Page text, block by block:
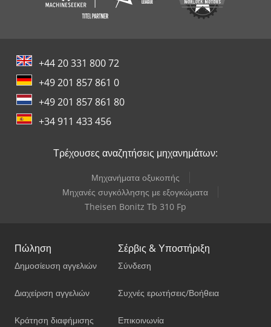
+44 20 331 800 72
+49 201 857 861 0
+49 201 857 861 80
+34 911 433 456
Τρέχουσες αναζητήσεις μηχανημάτων:
Μηχανήματα οξυκοπής
Μηχανές συγκόλλησης με εξογκώματα
Theisen Bonitz Tb 310 Fp
Πώληση
Δημοσίευση αγγελιών
Διαχείριση αγγελιών
Κράτηση διαφήμισης
Σέρβις & Υποστήριξη
Σύνδεση
Συχνές ερωτήσεις/Βοήθεια
Επικοινωνία